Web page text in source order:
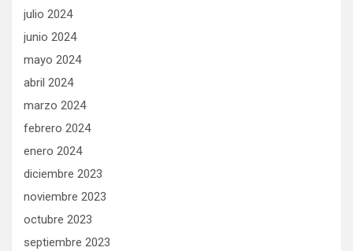
julio 2024
junio 2024
mayo 2024
abril 2024
marzo 2024
febrero 2024
enero 2024
diciembre 2023
noviembre 2023
octubre 2023
septiembre 2023